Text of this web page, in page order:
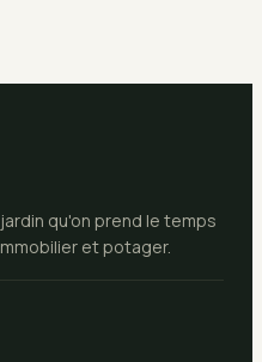
qu'on prend le temps
et potager.